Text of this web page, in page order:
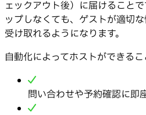
ェックアウト後）に届けること
ップしなくても、ゲストが適切
受け取れるようになります。
自動化によってホストができるこ
問い合わせや予約確認に即